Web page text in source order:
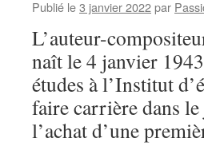
Publié le3 janvier 2022par
L’auteur-
naît le 4 janvier
études à l’Institut
faire carrière dans
l’achat d’une